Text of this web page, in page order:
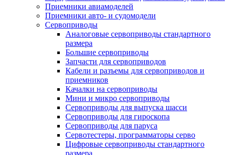
Приемники авиамоделей
Приемники авто- и судомодели
Сервоприводы
Аналоговые сервоприводы стандартного
размера
Большие сервоприводы
Запчасти для сервоприводов
Кабели и разъемы для сервоприводов и
приемников
Качалки на сервоприводы
Мини и микро сервоприводы
Сервоприводы для выпуска шасси
Сервоприводы для гироскопа
Сервоприводы для паруса
Сервотестеры, программаторы серво
Цифровые сервоприводы стандартного
размера